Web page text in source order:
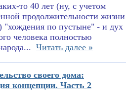
то 40 лет (ну, с учетом
продолжительности жизни
"хождения по пустыне" - и дух
человека полностью
Читать далее »
своего дома:
концепции. Часть 2